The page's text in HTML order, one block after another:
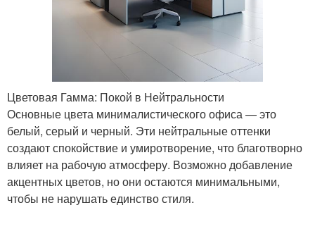
Цветовая Гамма: Покой в Нейтральности
Основные цвета минималистического офиса — это
белый, серый и черный. Эти нейтральные оттенки
создают спокойствие и умиротворение, что благотворно
влияет на рабочую атмосферу. Возможно добавление
акцентных цветов, но они остаются минимальными,
чтобы не нарушать единство стиля.